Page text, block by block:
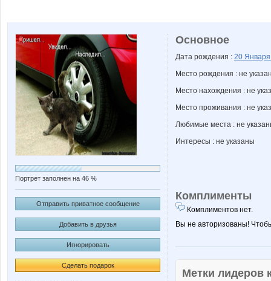
Портрет заполнен на 46 %
Отправить приватное сообщение
Добавить в друзья
Игнорировать
Сделать подарок
Основное
Дата рождения : 20
Место рождения : не
Место нахождения : не
Место проживания : не
Любимые места : не
Интересы : не указаны
Комплименты
Комплиментов нет.
Вы не авторизованы!
Метки